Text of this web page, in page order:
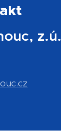
z.ú.